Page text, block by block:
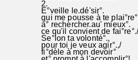
2.
E°veille le.dé'sir°.
qui me pousse à te
à° rechercher.au' mieux°.
ce qu'il convient de
Se°lon ta volonté°.,
pour toi je veux agir°.,/
fi°dèle à mon devoir°